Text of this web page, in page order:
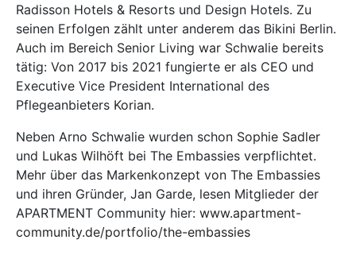
Radisson Hotels & Resorts und Design Hotels. Zu
seinen Erfolgen zählt unter anderem das Bikini Berlin.
Auch im Bereich Senior Living war Schwalie bereits
tätig: Von 2017 bis 2021 fungierte er als CEO und
Executive Vice President International des
Pflegeanbieters Korian.
Neben Arno Schwalie wurden schon Sophie Sadler
und Lukas Wilhöft bei The Embassies verpflichtet.
Mehr über das Markenkonzept von The Embassies
und ihren Gründer, Jan Garde, lesen Mitglieder der
APARTMENT Community hier: www.apartment-
community.de/portfolio/the-embassies